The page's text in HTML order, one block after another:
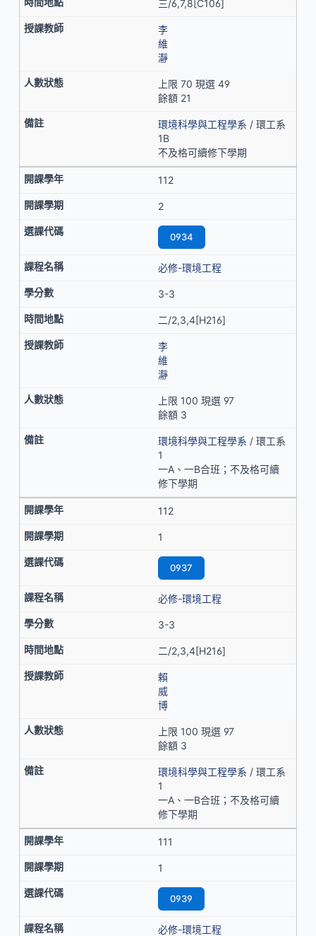
三/6,7,8[C106]
李
維
瀞
上限 70 現選 49
餘額 21
環境科學與工程學系 / 環工系
1B
不及格可續修下學期
112
2
0934
必修-環境工程
3-3
二/2,3,4[H216]
李
維
瀞
上限 100 現選 97
餘額 3
環境科學與工程學系 / 環工系
1
一A、一B合班；不及格可續
修下學期
112
1
0937
必修-環境工程
3-3
二/2,3,4[H216]
賴
威
博
上限 100 現選 97
餘額 3
環境科學與工程學系 / 環工系
1
一A、一B合班；不及格可續
修下學期
111
1
0939
必修-環境工程